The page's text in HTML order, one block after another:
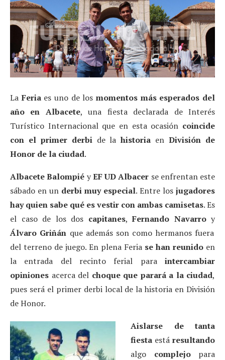
La Feriaes uno de losmomentos más esperados del
año en Albacete, una fiesta declarada de Interés
Turístico Internacional que en esta ocasión coincide
con el primer derbide lahistoria enDivisión de
Honor de la ciudad.
Albacete Balompié yEF UD Albacer se enfrentan este
sábado en un derbi muy especial. Entre los jugadores
hay quien sabe qué es vestir con ambas camisetas. Es
el caso de los dos capitanes, Fernando Navarro y
Álvaro Griñán que además son como hermanos fuera
del terreno de juego. En plena Feria se han reunido en
la entrada del recinto ferial paraintercambiar
opiniones acerca del choque que parará a la ciudad,
pues será el primer derbi local de la historia en División
de Honor.
Aislarse de tanta
fiesta está resultando
algo complejopara